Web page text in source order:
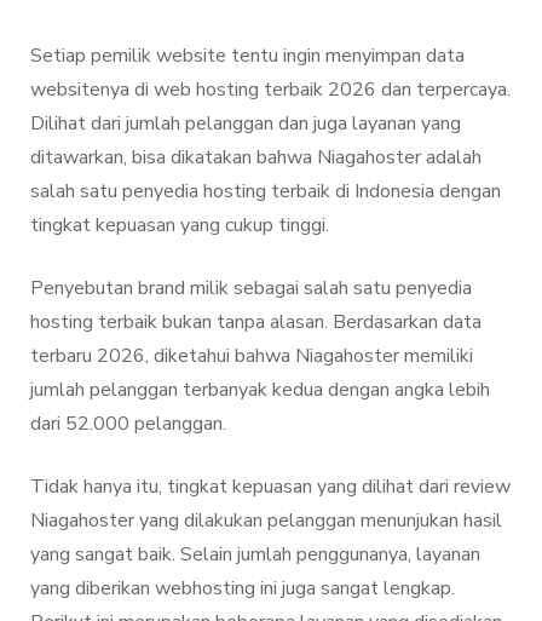
Setiap pemilik website tentu ingin menyimpan data
websitenya di web hosting terbaik 2026 dan terpercaya.
Dilihat dari jumlah pelanggan dan juga layanan yang
ditawarkan, bisa dikatakan bahwa Niagahoster adalah
salah satu penyedia hosting terbaik di Indonesia dengan
tingkat kepuasan yang cukup tinggi.
Penyebutan brand milik sebagai salah satu penyedia
hosting terbaik bukan tanpa alasan. Berdasarkan data
terbaru 2026, diketahui bahwa Niagahoster memiliki
jumlah pelanggan terbanyak kedua dengan angka lebih
dari 52.000 pelanggan.
Tidak hanya itu, tingkat kepuasan yang dilihat dari review
Niagahoster yang dilakukan pelanggan menunjukan hasil
yang sangat baik. Selain jumlah penggunanya, layanan
yang diberikan webhosting ini juga sangat lengkap.